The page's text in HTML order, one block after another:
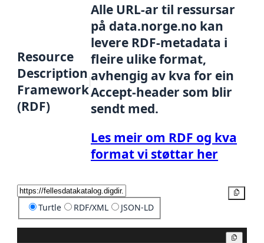
Resource
Description
Framework
(RDF)
Alle URL-ar til ressursar
på data.norge.no kan
levere RDF-metadata i
fleire ulike format,
avhengig av kva for ein
Accept-header som blir
sendt med.
Les meir om RDF og kva
format vi støttar her
Turtle RDF/XML JSON-LD